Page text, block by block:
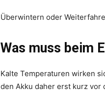
Überwintern oder
Was muss beim
Kalte Temperaturen wirken
den Akku daher erst kurz vor